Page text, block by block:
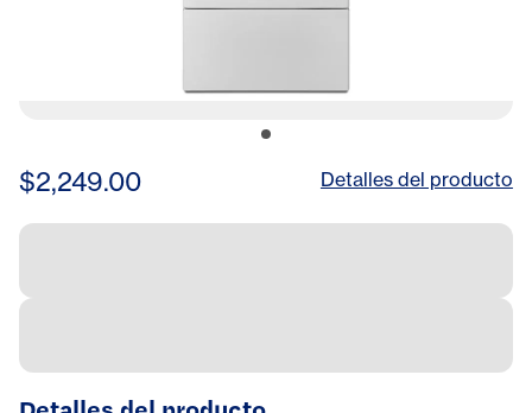
$2,249.00 Detalles del producto